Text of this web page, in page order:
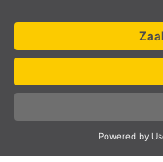
© SLV Germany
Ustawienia
Oświadczenie o